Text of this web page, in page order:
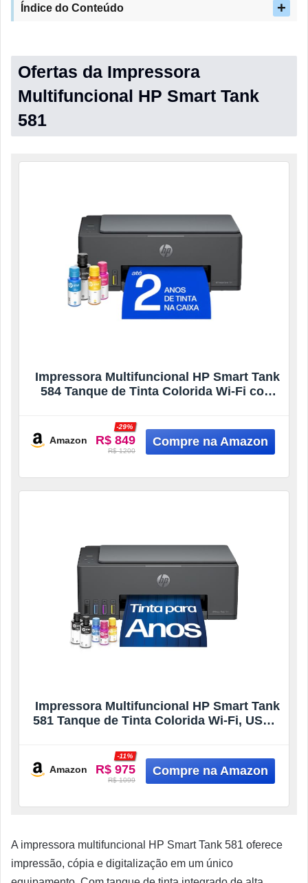
Índice do Conteúdo
Ofertas da Impressora
Multifuncional HP Smart Tank
581
Impressora Multifuncional HP Smart Tank
584 Tanque de Tinta Colorida Wi-Fi com
Copiadora e Scanner Cor: ‎Cinza Chumbo
(5D1C1A)
Amazon R$ 849
-29%
R$ 1200
Impressora Multifuncional HP Smart Tank
581 Tanque de Tinta Colorida Wi-Fi, USB –
(4A8D5A)
Amazon R$ 975
-11%
R$ 1099
A impressora multifuncional HP Smart Tank 581 oferece
impressão, cópia e digitalização em um único